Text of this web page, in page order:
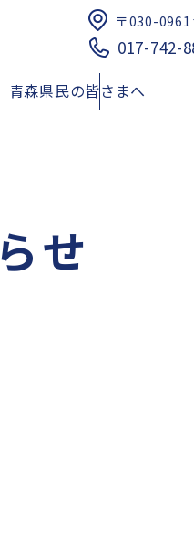
青森県民の皆さまへ
薬品提供体制に関する薬
リスト
017-742-
〒030-0961
らせ